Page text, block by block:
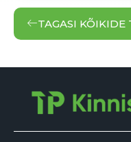
TAGASI KÕIKIDE